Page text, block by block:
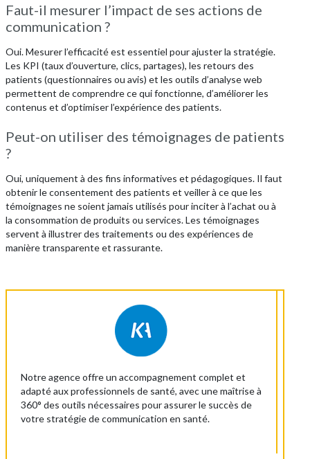
Faut-il mesurer l’impact de ses actions de
communication ?
Oui. Mesurer l’efficacité est essentiel pour ajuster la stratégie.
Les KPI (taux d’ouverture, clics, partages), les retours des
patients (questionnaires ou avis) et les outils d’analyse web
permettent de comprendre ce qui fonctionne, d’améliorer les
contenus et d’optimiser l’expérience des patients.
Peut-on utiliser des témoignages de patients
?
Oui, uniquement à des fins informatives et pédagogiques. Il faut
obtenir le consentement des patients et veiller à ce que les
témoignages ne soient jamais utilisés pour inciter à l’achat ou à
la consommation de produits ou services. Les témoignages
servent à illustrer des traitements ou des expériences de
manière transparente et rassurante.
Notre agence offre un accompagnement complet et
adapté aux professionnels de santé, avec une maîtrise à
360° des outils nécessaires pour assurer le succès de
votre stratégie de communication en santé.